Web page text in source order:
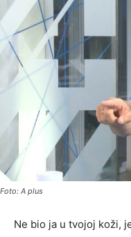
Foto: A plus
Ne bio ja u tvojoj koži,